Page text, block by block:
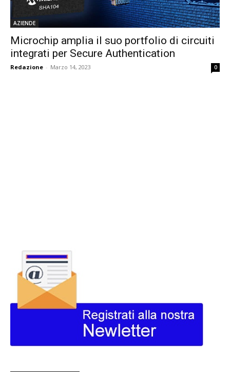
AZIENDE
Microchip amplia il suo portfolio di circuiti
integrati per Secure Authentication
Redazione - Marzo 14, 2023 0